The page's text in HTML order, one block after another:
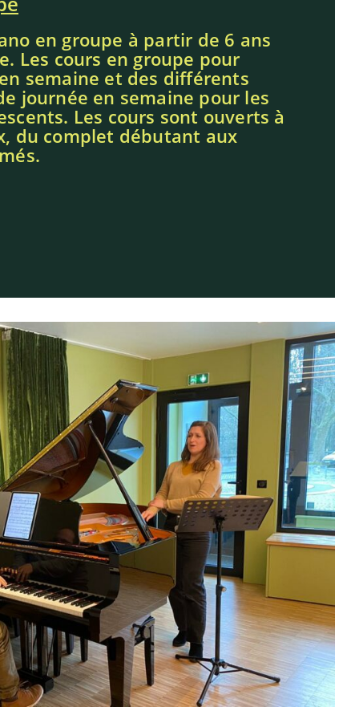
en groupe à partir de 6 ans
Les cours en groupe pour
semaine et des différents
journée en semaine pour les
Les cours sont ouverts à
du complet débutant aux